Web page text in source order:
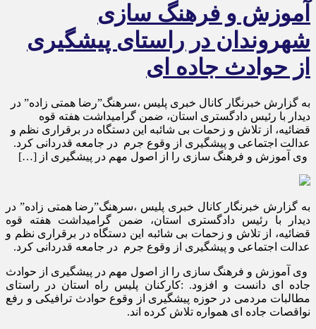
آموزش و فرهنگ سازی
شهروندان در راستای پیشگیری
از حوادث جاده ای
به گزارش خبرنگار کانال خبری پلیس ،سرهنگ”رضا همتی زاده” در
دیدار با رئیس دادگستری استان، ضمن گرامیداشت هفته قوه
قضائیه، از تلاش و زحمات بی شائبه این دستگاه در برقراری نظم و
عدالت اجتماعی و پیشگیری از وقوع جرم در جامعه قدردانی کرد.
وی آموزش و فرهنگ سازی را از اصول مهم در پیشگیری از […]
به گزارش خبرنگار کانال خبری پلیس ،سرهنگ”رضا همتی زاده” در
دیدار با رئیس دادگستری استان، ضمن گرامیداشت هفته قوه
قضائیه، از تلاش و زحمات بی شائبه این دستگاه در برقراری نظم و
عدالت اجتماعی و پیشگیری از وقوع جرم در جامعه قدردانی کرد.
وی آموزش و فرهنگ سازی را از اصول مهم در پیشگیری از حوادث
جاده ای دانست و افزود. :کارکنان پلیس راه استان در راستای
مطالبات مردمی در حوزه پیشگیری از وقوع حوادث ترافیکی و رفع
نواقصات جاده ای همواره تلاش کرده اند.